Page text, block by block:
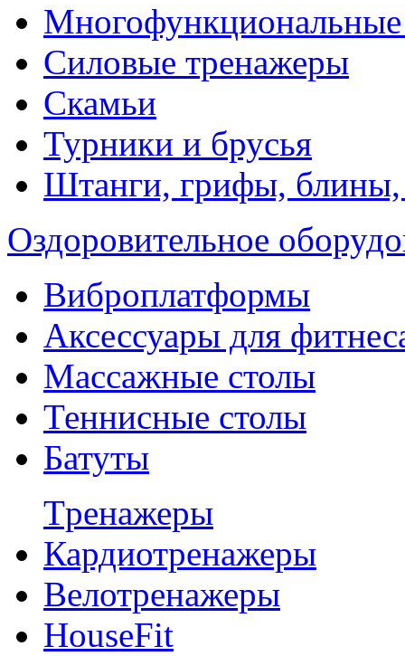
Силовые тренажеры
Скамьи
Турники и брусья
Штанги, грифы, блины,
Оздоровительное
Виброплатформы
Аксессуары для
Массажные столы
Теннисные столы
Батуты
Tренажеры
Кардиотренажеры
Велотренажеры
HouseFit